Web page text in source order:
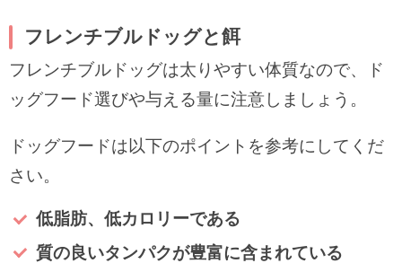
フレンチブルドッグと餌
フレンチブルドッグは太りやすい体質なので、ド
ッグフード選びや与える量に注意しましょう。
ドッグフードは以下のポイントを参考にしてくだ
さい。
低脂肪、低カロリーである
質の良いタンパクが豊富に含まれている